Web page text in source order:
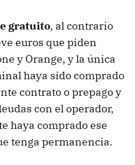
gratuito, al contrario
euros que piden
y Orange, y la única
haya sido comprado
contrato o prepago y
con el operador,
haya comprado ese
tenga permanencia.